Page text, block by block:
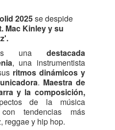
2025se despide
Mac Kinley y su
una destacada
, una instrumentista
ritmos dinámicos y
. Maestra de
y la composición,
de la música
tendencias más
reggae y hip hop.